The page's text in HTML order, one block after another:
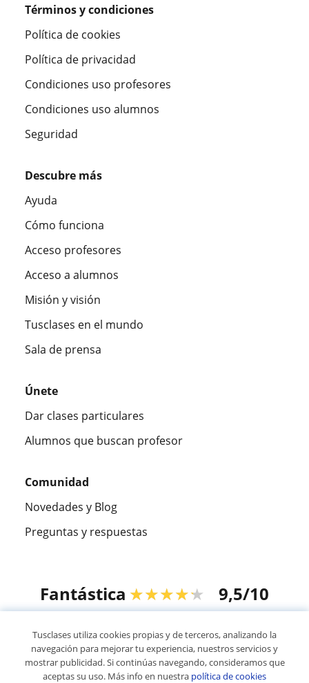
Términos y condiciones
Política de cookies
Política de privacidad
Condiciones uso profesores
Condiciones uso alumnos
Seguridad
Descubre más
Ayuda
Cómo funciona
Acceso profesores
Acceso a alumnos
Misión y visión
Tusclases en el mundo
Sala de prensa
Únete
Dar clases particulares
Alumnos que buscan profesor
Comunidad
Novedades y Blog
Preguntas y respuestas
Fantástica ★★★★★ 9,5/10
© 2007 - 2026 Tusclases.com.uy
Tusclases utiliza cookies propias y de terceros, analizando la
navegación para mejorar tu experiencia, nuestros servicios y
mostrar publicidad. Si continúas navegando, consideramos que
aceptas su uso. Más info en nuestra política de cookies